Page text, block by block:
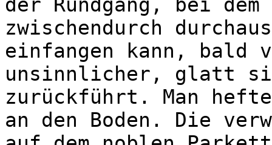
der Rundgang, bei
zwischendurch
einfangen kann, bald
unsinnlicher, glatt
zurückführt. Man
an den Boden. Die